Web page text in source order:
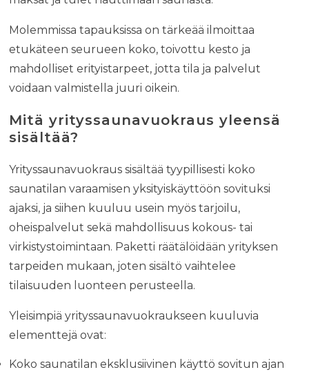
Molemmissa tapauksissa on tärkeää ilmoittaa
etukäteen seurueen koko, toivottu kesto ja
mahdolliset erityistarpeet, jotta tila ja palvelut
voidaan valmistella juuri oikein.
Mitä yrityssaunavuokraus yleensä
sisältää?
Yrityssaunavuokraus sisältää tyypillisesti koko
saunatilan varaamisen yksityiskäyttöön sovituksi
ajaksi, ja siihen kuuluu usein myös tarjoilu,
oheispalvelut sekä mahdollisuus kokous- tai
virkistystoimintaan. Paketti räätälöidään yrityksen
tarpeiden mukaan, joten sisältö vaihtelee
tilaisuuden luonteen perusteella.
Yleisimpiä yrityssaunavuokraukseen kuuluvia
elementtejä ovat:
Koko saunatilan eksklusiivinen käyttö sovitun ajan